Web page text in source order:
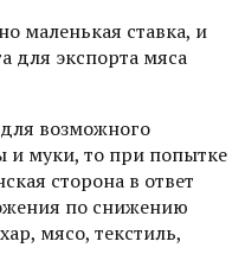
маленькая ставка, и
для экспорта мяса
возможного
и муки, то при попытке
сторона в ответ
по снижению
мясо, текстиль,